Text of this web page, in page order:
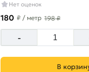
Нет оценок
180 ₽ / метр 198 ₽
-
В